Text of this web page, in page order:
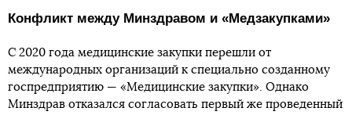
Конфликт между Минздравом и «Медзакупками»
С 2020 года медицинские закупки перешли от
международных организаций к специально созданному
госпредприятию — «Медицинские закупки». Однако
Минздрав отказался согласовать первый же проведенный